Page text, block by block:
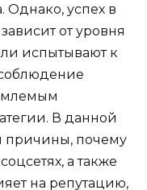
успех в
от уровня
испытывают к
В данной
причины, почему
а также
на репутацию,